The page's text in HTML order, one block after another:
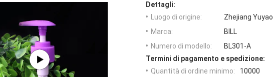
Dettagli:
Luogo di origine:
Zhejiang Yuyao
Marca:
BILL
Numero di modello:
BL301-A
Termini di pagamento e spedizione:
Quantità di ordine minimo:
10000